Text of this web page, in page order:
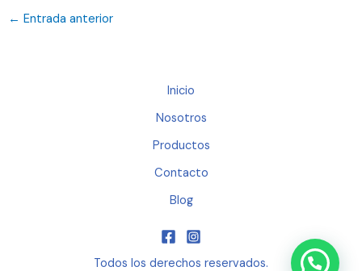
← Entrada anterior
Inicio
Nosotros
Productos
Contacto
Blog
Todos los derechos reservados.